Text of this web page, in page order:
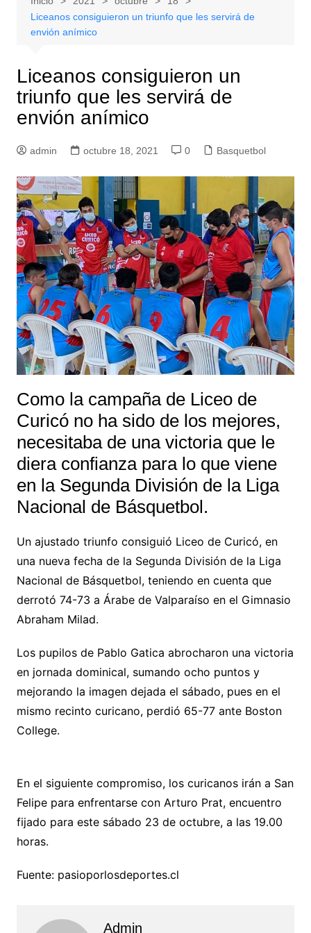
Liceanos consiguieron un triunfo que les servirá de
envión anímico
Liceanos consiguieron un
triunfo que les servirá de
envión anímico
admin octubre 18, 2021 0 Basquetbol
Como la campaña de Liceo de
Curicó no ha sido de los mejores,
necesitaba de una victoria que le
diera confianza para lo que viene
en la Segunda División de la Liga
Nacional de Básquetbol.
Un ajustado triunfo consiguió Liceo de Curicó, en
una nueva fecha de la Segunda División de la Liga
Nacional de Básquetbol, teniendo en cuenta que
derrotó 74-73 a Árabe de Valparaíso en el Gimnasio
Abraham Milad.
Los pupilos de Pablo Gatica abrocharon una victoria
en jornada dominical, sumando ocho puntos y
mejorando la imagen dejada el sábado, pues en el
mismo recinto curicano, perdió 65-77 ante Boston
College.
En el siguiente compromiso, los curicanos irán a San
Felipe para enfrentarse con Arturo Prat, encuentro
fijado para este sábado 23 de octubre, a las 19.00
horas.
Fuente: pasioporlosdeportes.cl
Admin